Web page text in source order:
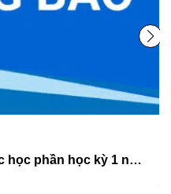
Trường ĐHSP Nghệ thuật TW vinh danh gần 700 tân khoa